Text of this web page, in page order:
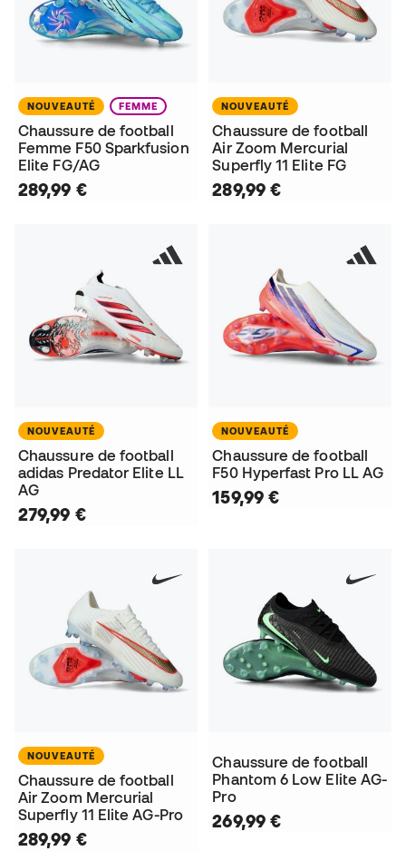
NOUVEAUTÉ FEMME
Chaussure de football
Femme F50 Sparkfusion
Elite FG/AG
289,99 €
NOUVEAUTÉ
Chaussure de football
Air Zoom Mercurial
Superfly 11 Elite FG
289,99 €
NOUVEAUTÉ
Chaussure de football
adidas Predator Elite LL
AG
279,99 €
NOUVEAUTÉ
Chaussure de football
F50 Hyperfast Pro LL AG
159,99 €
NOUVEAUTÉ
Chaussure de football
Air Zoom Mercurial
Superfly 11 Elite AG-Pro
289,99 €
Chaussure de football
Phantom 6 Low Elite AG-
Pro
269,99 €